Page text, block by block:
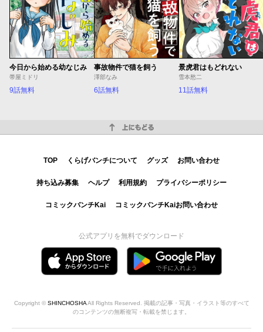
今日から始める幼なじみ
帯屋ミドリ
9話無料
事故物件で猫を飼う
澤部なみ
6話無料
景虎君はもどれない
雪本愁二
11話無料
TOP くらげバンチについて グッズ お問い合わせ
持ち込み募集 ヘルプ 利用規約 プライバシーポリシー
コミックバンチKai コミックバンチKaiお問い合わせ
公式アプリを無料でダウンロード
Copyright © SHINCHOSHAAll Rights Reserved. 掲載の記事・写真・イラスト等のすべて
のコンテンツの無断複写・転載を禁じます。